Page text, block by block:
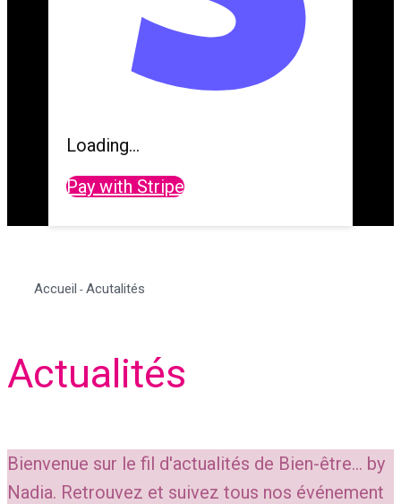
Loading...
Pay with Stripe
Accueil - Acutalités
Actualités
Bienvenue sur le fil d'actualités de Bien-être... by
Nadia. Retrouvez et suivez tous nos événement